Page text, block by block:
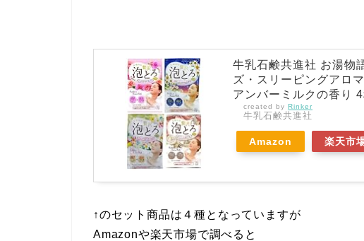
牛乳石鹸共進社 お湯物
ズ・スリーピングアロ
アンバーミルクの香り
created by Rinker
牛乳石鹸共進社
Amazon 楽天市
↑のセット商品は４種となっていますが
Amazonや楽天市場で調べると